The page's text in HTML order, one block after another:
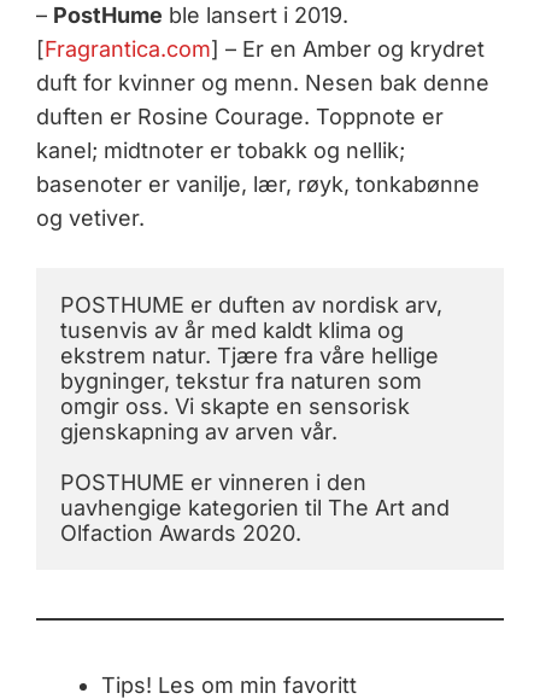
– PostHume ble lansert i 2019.
[Fragrantica.com] – Er en Amber og krydret
duft for kvinner og menn. Nesen bak denne
duften er Rosine Courage. Toppnote er
kanel; midtnoter er tobakk og nellik;
basenoter er vanilje, lær, røyk, tonkabønne
og vetiver.
POSTHUME er duften av nordisk arv,
tusenvis av år med kaldt klima og
ekstrem natur. Tjære fra våre hellige
bygninger, tekstur fra naturen som
omgir oss. Vi skapte en sensorisk
gjenskapning av arven vår.
POSTHUME er vinneren i den
uavhengige kategorien til The Art and
Olfaction Awards 2020.
Tips! Les om min favoritt